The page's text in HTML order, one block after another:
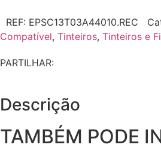
REF: EPSC13T03A44010.REC
Compatível, Tinteiros, Tinteiros e
PARTILHAR:
Descrição
TAMBÉM PODE